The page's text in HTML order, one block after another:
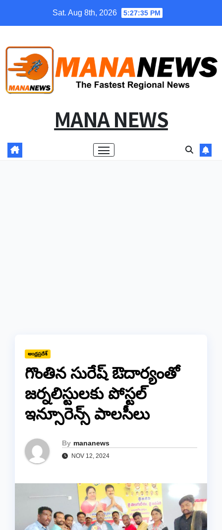
Sat. Aug 8th, 2026 5:27:36 PM
MANA NEWS
ఆంధ్రప్రదేశ్
గొంతిన సురేష్ ఔదార్యంతో
జర్నలిస్టులకు పోస్టల్
ఇన్సూరెన్స్ పాలసీలు
By mananews
NOV 12, 2024